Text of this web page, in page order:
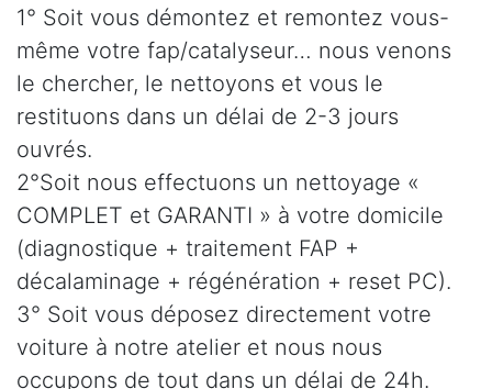
1° Soit vous démontez et remontez vous-
même votre fap/catalyseur… nous venons
le chercher, le nettoyons et vous le
restituons dans un délai de 2-3 jours
ouvrés.
2°Soit nous effectuons un nettoyage «
COMPLET et GARANTI » à votre domicile
(diagnostique + traitement FAP +
décalaminage + régénération + reset PC).
3° Soit vous déposez directement votre
voiture à notre atelier et nous nous
occupons de tout dans un délai de 24h.